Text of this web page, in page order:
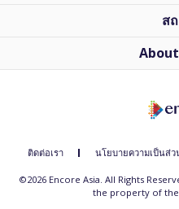
ส
ติดต่อเรา นโยบายความเป็นส่ว
©2026 Encore Asia. All Rights
the property of